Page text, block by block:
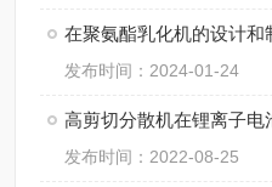
发布时间：2024-01-24
高剪切分散机在锂离子
发布时间：2022-08-25